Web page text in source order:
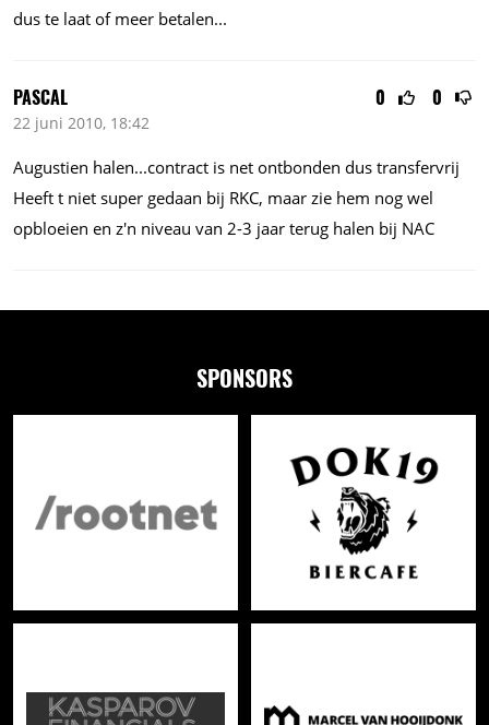
dus te laat of meer betalen...
0 0
PASCAL
22 juni 2010, 18:42
Augustien halen...contract is net ontbonden dus transfervrij
Heeft t niet super gedaan bij RKC, maar zie hem nog wel
opbloeien en z'n niveau van 2-3 jaar terug halen bij NAC
SPONSORS